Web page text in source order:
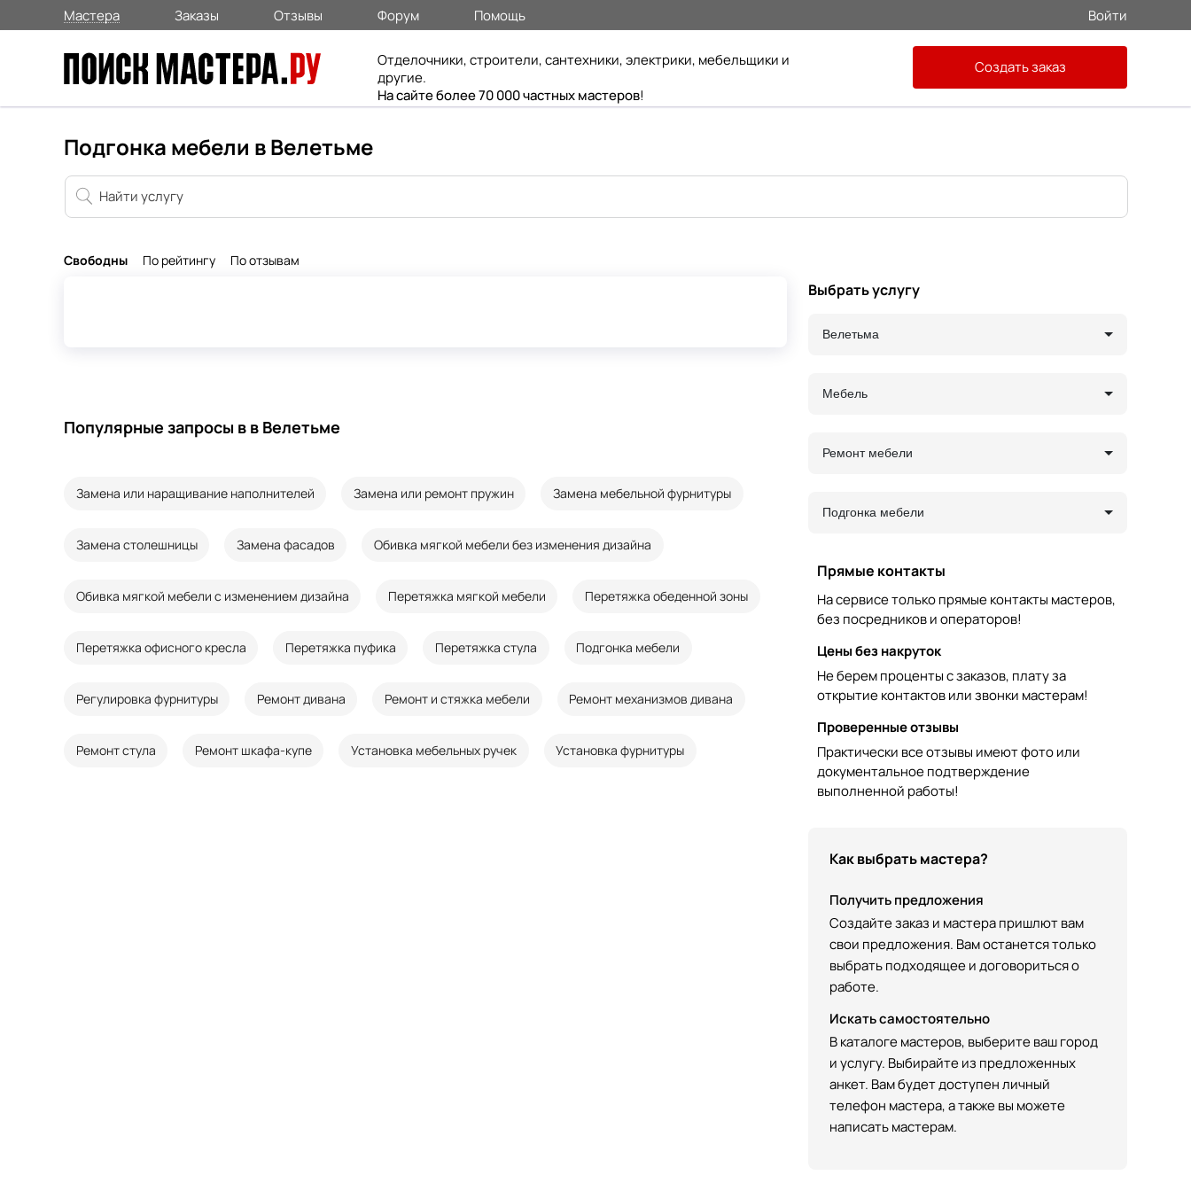
Мастера Заказы Отзывы Форум Помощь Войти
Отделочники, строители, сантехники, электрики, мебельщики и
другие.
На сайте более 70 000 частных мастеров!
Создать заказ
Подгонка мебели в Велетьме
Свободны По рейтингу По отзывам
Популярные запросы в в Велетьме
Замена или наращивание наполнителей Замена или ремонт пружин Замена мебельной фурнитуры
Замена столешницы Замена фасадов Обивка мягкой мебели без изменения дизайна
Обивка мягкой мебели с изменением дизайна Перетяжка мягкой мебели Перетяжка обеденной зоны
Перетяжка офисного кресла Перетяжка пуфика Перетяжка стула Подгонка мебели
Регулировка фурнитуры Ремонт дивана Ремонт и стяжка мебели Ремонт механизмов дивана
Ремонт стула Ремонт шкафа-купе Установка мебельных ручек Установка фурнитуры
Выбрать услугу
Велетьма
Мебель
Ремонт мебели
Подгонка мебели
Прямые контакты
На сервисе только прямые контакты мастеров,
без посредников и операторов!
Цены без накруток
Не берем проценты с заказов, плату за
открытие контактов или звонки мастерам!
Проверенные отзывы
Практически все отзывы имеют фото или
документальное подтверждение
выполненной работы!
Как выбрать мастера?
Получить предложения
Создайте заказ и мастера пришлют вам
свои предложения. Вам останется только
выбрать подходящее и договориться о
работе.
Искать самостоятельно
В каталоге мастеров, выберите ваш город
и услугу. Выбирайте из предложенных
анкет. Вам будет доступен личный
телефон мастера, а также вы можете
написать мастерам.